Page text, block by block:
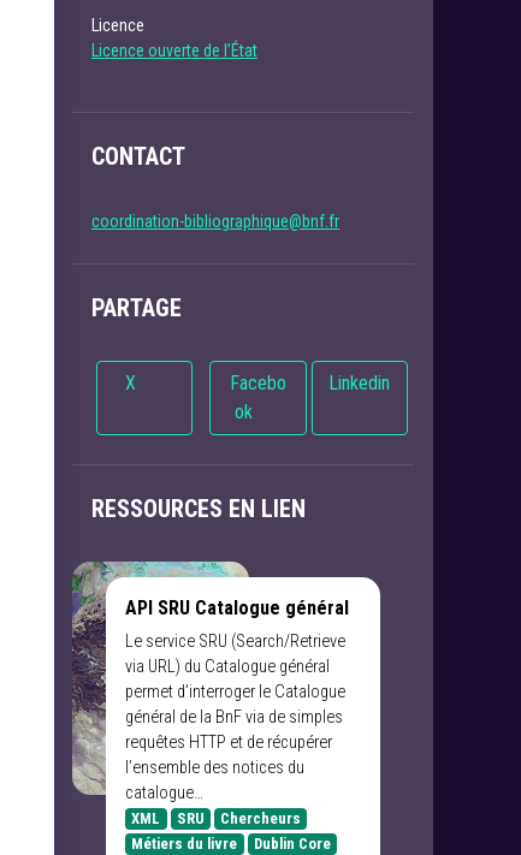
Licence
Licence ouverte de l’État
CONTACT
coordination-bibliographique@bnf.fr
PARTAGE
X
Facebo
ok
Linkedin
RESSOURCES EN LIEN
API SRU Catalogue général
Le service SRU (Search/Retrieve
via URL) du Catalogue général
permet d’interroger le Catalogue
général de la BnF via de simples
requêtes HTTP et de récupérer
l’ensemble des notices du
catalogue…
XML SRU
Chercheurs
Métiers du livre
Dublin Core